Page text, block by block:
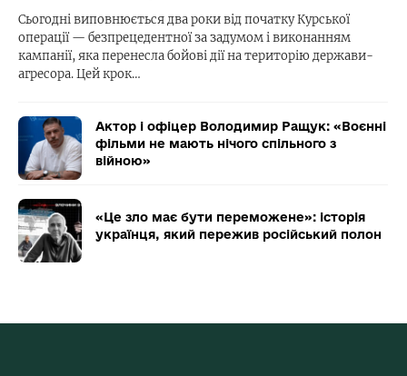
Сьогодні виповнюється два роки від початку Курської
операції — безпрецедентної за задумом і виконанням
кампанії, яка перенесла бойові дії на територію держави-
агресора. Цей крок…
Актор і офіцер Володимир Ращук: «Воєнні
фільми не мають нічого спільного з
війною»
«Це зло має бути переможене»: історія
українця, який пережив російський полон